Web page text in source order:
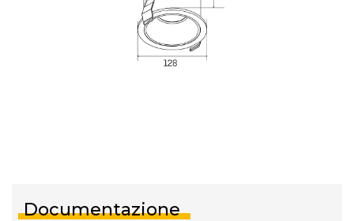
Documentazione